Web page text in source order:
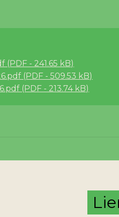
(PDF - 241.65 kB)
(PDF - 509.53 kB)
(PDF - 213.74 kB)